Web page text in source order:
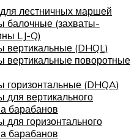
лестничных маршей
балочные (захваты-
LJ-Q)
вертикальные (DHQL)
вертикальные поворотные
горизонтальные (DHQA)
для вертикального
барабанов
для горизонтального
барабанов